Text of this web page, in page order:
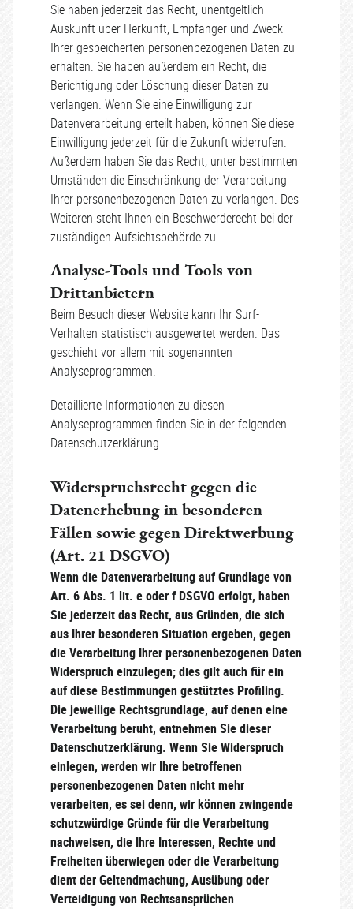
Sie haben jederzeit das Recht, unentgeltlich
Auskunft über Herkunft, Empfänger und Zweck
Ihrer gespeicherten personenbezogenen Daten zu
erhalten. Sie haben außerdem ein Recht, die
Berichtigung oder Löschung dieser Daten zu
verlangen. Wenn Sie eine Einwilligung zur
Datenverarbeitung erteilt haben, können Sie diese
Einwilligung jederzeit für die Zukunft widerrufen.
Außerdem haben Sie das Recht, unter bestimmten
Umständen die Einschränkung der Verarbeitung
Ihrer personenbezogenen Daten zu verlangen. Des
Weiteren steht Ihnen ein Beschwerderecht bei der
zuständigen Aufsichtsbehörde zu.
Analyse-Tools und Tools von
Drittanbietern
Beim Besuch dieser Website kann Ihr Surf-
Verhalten statistisch ausgewertet werden. Das
geschieht vor allem mit sogenannten
Analyseprogrammen.
Detaillierte Informationen zu diesen
Analyseprogrammen finden Sie in der folgenden
Datenschutzerklärung.
Widerspruchsrecht gegen die
Datenerhebung in besonderen
Fällen sowie gegen Direktwerbung
(Art. 21 DSGVO)
Wenn die Datenverarbeitung auf Grundlage von
Art. 6 Abs. 1 lit. e oder f DSGVO erfolgt, haben
Sie jederzeit das Recht, aus Gründen, die sich
aus Ihrer besonderen Situation ergeben, gegen
die Verarbeitung Ihrer personenbezogenen Daten
Widerspruch einzulegen; dies gilt auch für ein
auf diese Bestimmungen gestütztes Profiling.
Die jeweilige Rechtsgrundlage, auf denen eine
Verarbeitung beruht, entnehmen Sie dieser
Datenschutzerklärung. Wenn Sie Widerspruch
einlegen, werden wir Ihre betroffenen
personenbezogenen Daten nicht mehr
verarbeiten, es sei denn, wir können zwingende
schutzwürdige Gründe für die Verarbeitung
nachweisen, die Ihre Interessen, Rechte und
Freiheiten überwiegen oder die Verarbeitung
dient der Geltendmachung, Ausübung oder
Verteidigung von Rechtsansprüchen